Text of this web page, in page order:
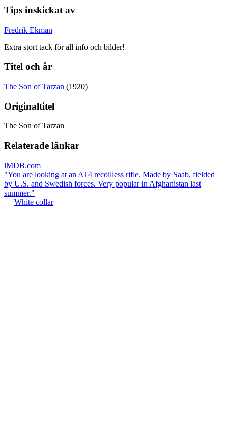
Tips inskickat av
Fredrik Ekman
Extra stort tack för all info och bilder!
Titel och år
The Son of Tarzan (1920)
Originaltitel
The Son of Tarzan
Relaterade länkar
iMDB.com
"You are looking at an AT4 recoilless rifle. Made by Saab, fielded
by U.S. and Swedish forces. Very popular in Afghanistan last
summer."
— White collar